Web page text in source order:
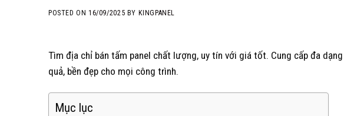
POSTED ON 16/09/2025 BY KINGPANEL
Tìm địa chỉ bán tấm panel chất lượng, uy tín với giá tốt. Cung cấp đa
quả, bền đẹp cho mọi công trình.
Mục lục